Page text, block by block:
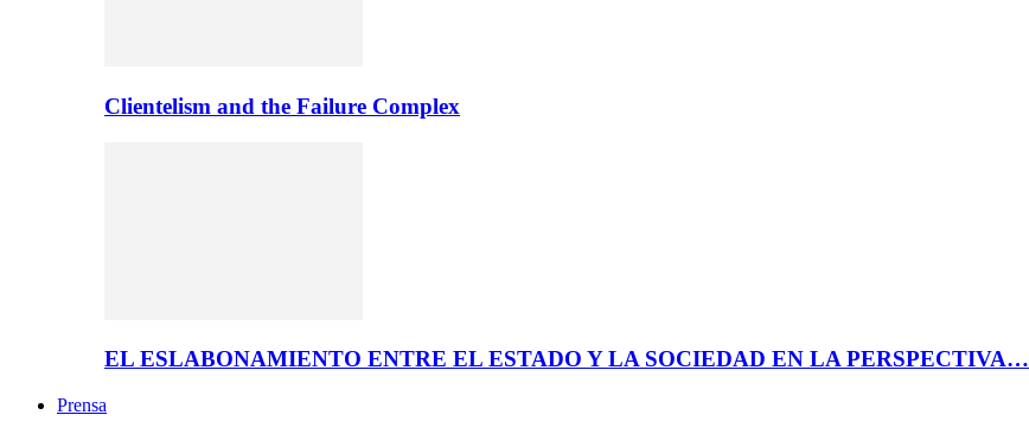
Clientelism and the Failure Complex
EL ESLABONAMIENTO ENTRE EL ESTADO Y LA SOCIEDAD EN LA PERSPECTIVA…
Prensa